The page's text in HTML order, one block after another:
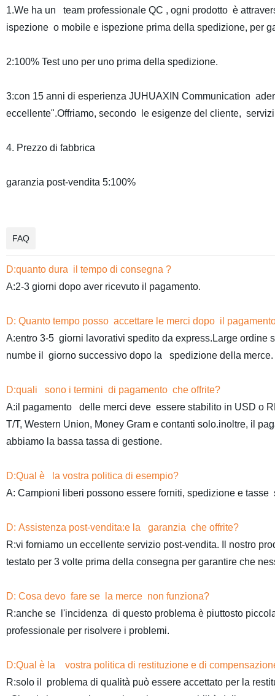
1.We ha un team professionale QC , ogni prodotto è
ispezione o mobile e ispezione prima della spedizione, per
2:100% Test uno per uno prima della spedizione.
3:con 15 anni di esperienza JUHUAXIN Communication
eccellente".Offriamo, secondo le esigenze del cliente,
4. Prezzo di fabbrica
garanzia post-vendita 5:100%
FAQ
D:quanto dura il tempo di consegna ?
A:2-3 giorni dopo aver ricevuto il pagamento.
D: Quanto tempo posso accettare le merci dopo il
A:entro 3-5 giorni lavorativi spedito da express.Large ordine
numbe il giorno successivo dopo la spedizione della
D:quali sono i termini di pagamento che offrite?
A:il pagamento delle merci deve essere stabilito in USD o
T/T, Western Union, Money Gram e contanti solo.inoltre, il
abbiamo la bassa tassa di gestione.
D:Qual è la vostra politica di esempio?
A: Campioni liberi possono essere forniti, spedizione e
D: Assistenza post-vendita:e la garanzia che offrite?
R:vi forniamo un eccellente servizio post-vendita. Il nostro
testato per 3 volte prima della consegna per garantire che
D: Cosa devo fare se la merce non funziona?
R:anche se l'incidenza di questo problema è piuttosto
professionale per risolvere i problemi.
D:Qual è la vostra politica di restituzione e di
R:solo il problema di qualità può essere accettato per la